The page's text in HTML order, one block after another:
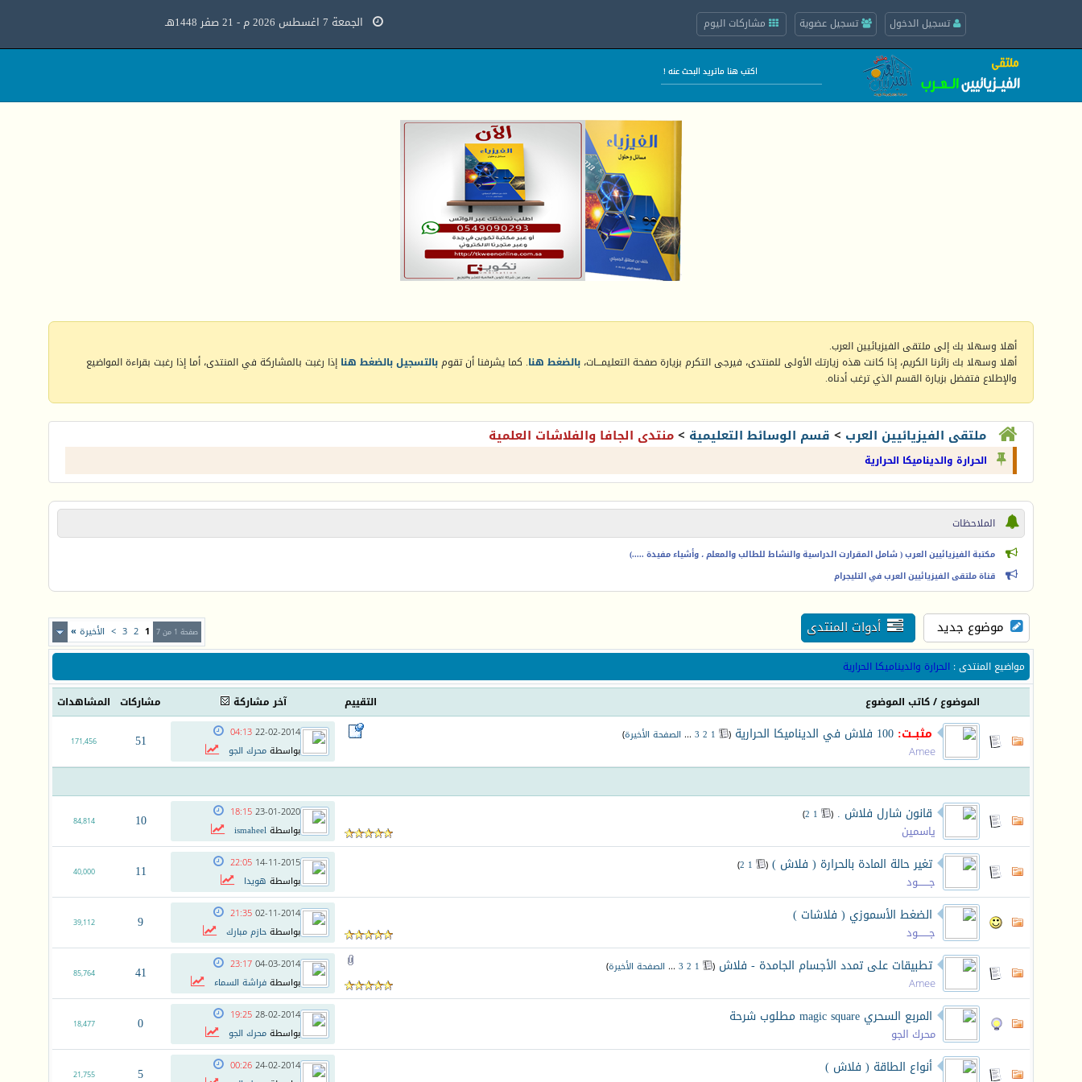
تسجيل الدخول تسجيل عضوية مشاركات اليوم الجمعة 7 اغسطس 2026 م - 21 صفر 1448هـ
أهلا وسهلا بك إلى ملتقى الفيزيائيين العرب.
أهلا وسهلا بك زائرنا الكريم، إذا كانت هذه زيارتك الأولى للمنتدى، فيرجى التكرم بزيارة صفحة التعليمـــات، بالضغط هنا. كما يشرفنا أن تقومبالتسجيل بالضغط هنا إذا رغبت بالمشاركة في المنتدى، أما إذا رغبت بقراءة المواضيع
والإطلاع فتفضل بزيارة القسم الذي ترغب أدناه.
ملتقى الفيزيائيين العرب > قسم الوسائط التعليمية >منتدى الجافا والفلاشات العلمية
الحرارة والديناميكا الحرارية
الملاحظات
مكتبة الفيزيائيين العرب ( شامل المقرارت الدراسية والنشاط للطالب والمعلم ، وأشياء مفيدة .....)
قناة ملتقى الفيزيائيين العرب في التليجرام
موضوع جديد أدوات المنتدى صفحة 1 من 7 1
2
3
> الأخيرة »
مواضيع المنتدى: الحرارة والديناميكا الحرارية
التقييم
الموضوع/كاتب الموضوع آخر مشاركة مشاركات المشاهدات
مثبــت: 100 فلاش في الديناميكا الحرارية (
1
2
3
... الصفحة الأخيرة)
Amee
22-02-2014
04:13
بواسطةمحرك الجو 51
171,456
قانون شارل فلاش . (
1
2
)
ياسمين
23-01-2020
18:15
بواسطةismaheel
10
84,814
تغير حالة المادة بالحرارة ( فلاش ) (
1
2
)
جـــــــود
14-11-2015
22:05
بواسطة هويدا 11
40,000
الضغط الأسموزي ( فلاشات )
جـــــــود
02-11-2014
21:35
بواسطةحازم مبارك 9
39,112
تطبيقات على تمدد الأجسام الجامدة - فلاش (
1
2
3
... الصفحة الأخيرة)
Amee
04-03-2014
23:17
بواسطةفراشة السماء 41
85,764
المربع السحري magic square مطلوب شرحة
محرك الجو
28-02-2014
19:25
بواسطةمحرك الجو 0
18,477
أنواع الطاقة ( فلاش ) 24-02-2014
00:26
5
21,755